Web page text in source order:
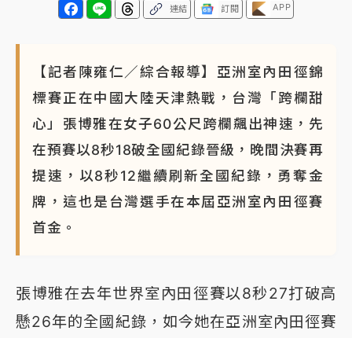
連結 訂閱 APP
【記者陳雍仁／綜合報導】亞洲室內田徑錦
標賽正在中國大陸天津熱戰，台灣「跨欄甜
心」張博雅在女子60公尺跨欄飆出神速，先
在預賽以8秒18破全國紀錄晉級，晚間決賽再
提速，以8秒12繼續刷新全國紀錄，勇奪金
牌，這也是台灣選手在本屆亞洲室內田徑賽
首金。
張博雅在去年世界室內田徑賽以8秒27打破高
懸26年的全國紀錄，如今她在亞洲室內田徑賽